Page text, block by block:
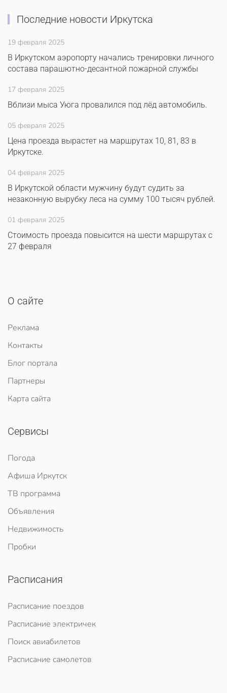
Последние новости Иркутска
19 февраля 2025
В Иркутском аэропорту начались тренировки личного
состава парашютно-десантной пожарной службы
17 февраля 2025
Вблизи мыса Уюга провалился под лёд автомобиль.
05 февраля 2025
Цена проезда вырастет на маршрутах 10, 81, 83 в
Иркутске.
04 февраля 2025
В Иркутской области мужчину будут судить за
незаконную вырубку леса на сумму 100 тысяч рублей.
01 февраля 2025
Стоимость проезда повысится на шести маршрутах с
27 февраля
О сайте
Реклама
Контакты
Блог портала
Партнеры
Карта сайта
Сервисы
Погода
Афиша Иркутск
ТВ программа
Объявления
Недвижимость
Пробки
Расписания
Расписание поездов
Расписание электричек
Поиск авиабилетов
Расписание самолетов